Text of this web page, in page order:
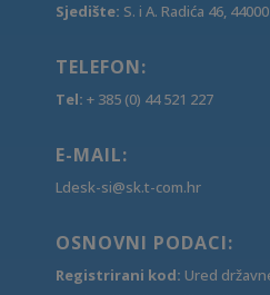
Sjedište: S. i A. Radića 46,
TELEFON:
Tel: + 385 (0) 44 521 227
E-MAIL:
Ldesk-si@sk.t-com.hr
OSNOVNI PODACI:
Registrirani kod: Ured